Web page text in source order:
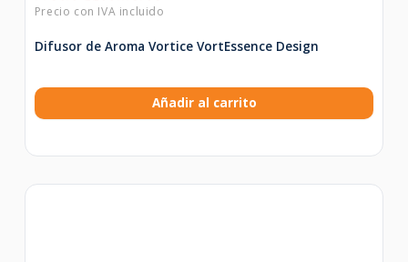
Difusor de Aroma Vortice VortEssence Design
Añadir al carrito